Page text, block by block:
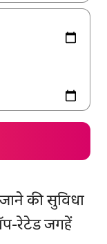
की सुविधा
रेटेड जगहें